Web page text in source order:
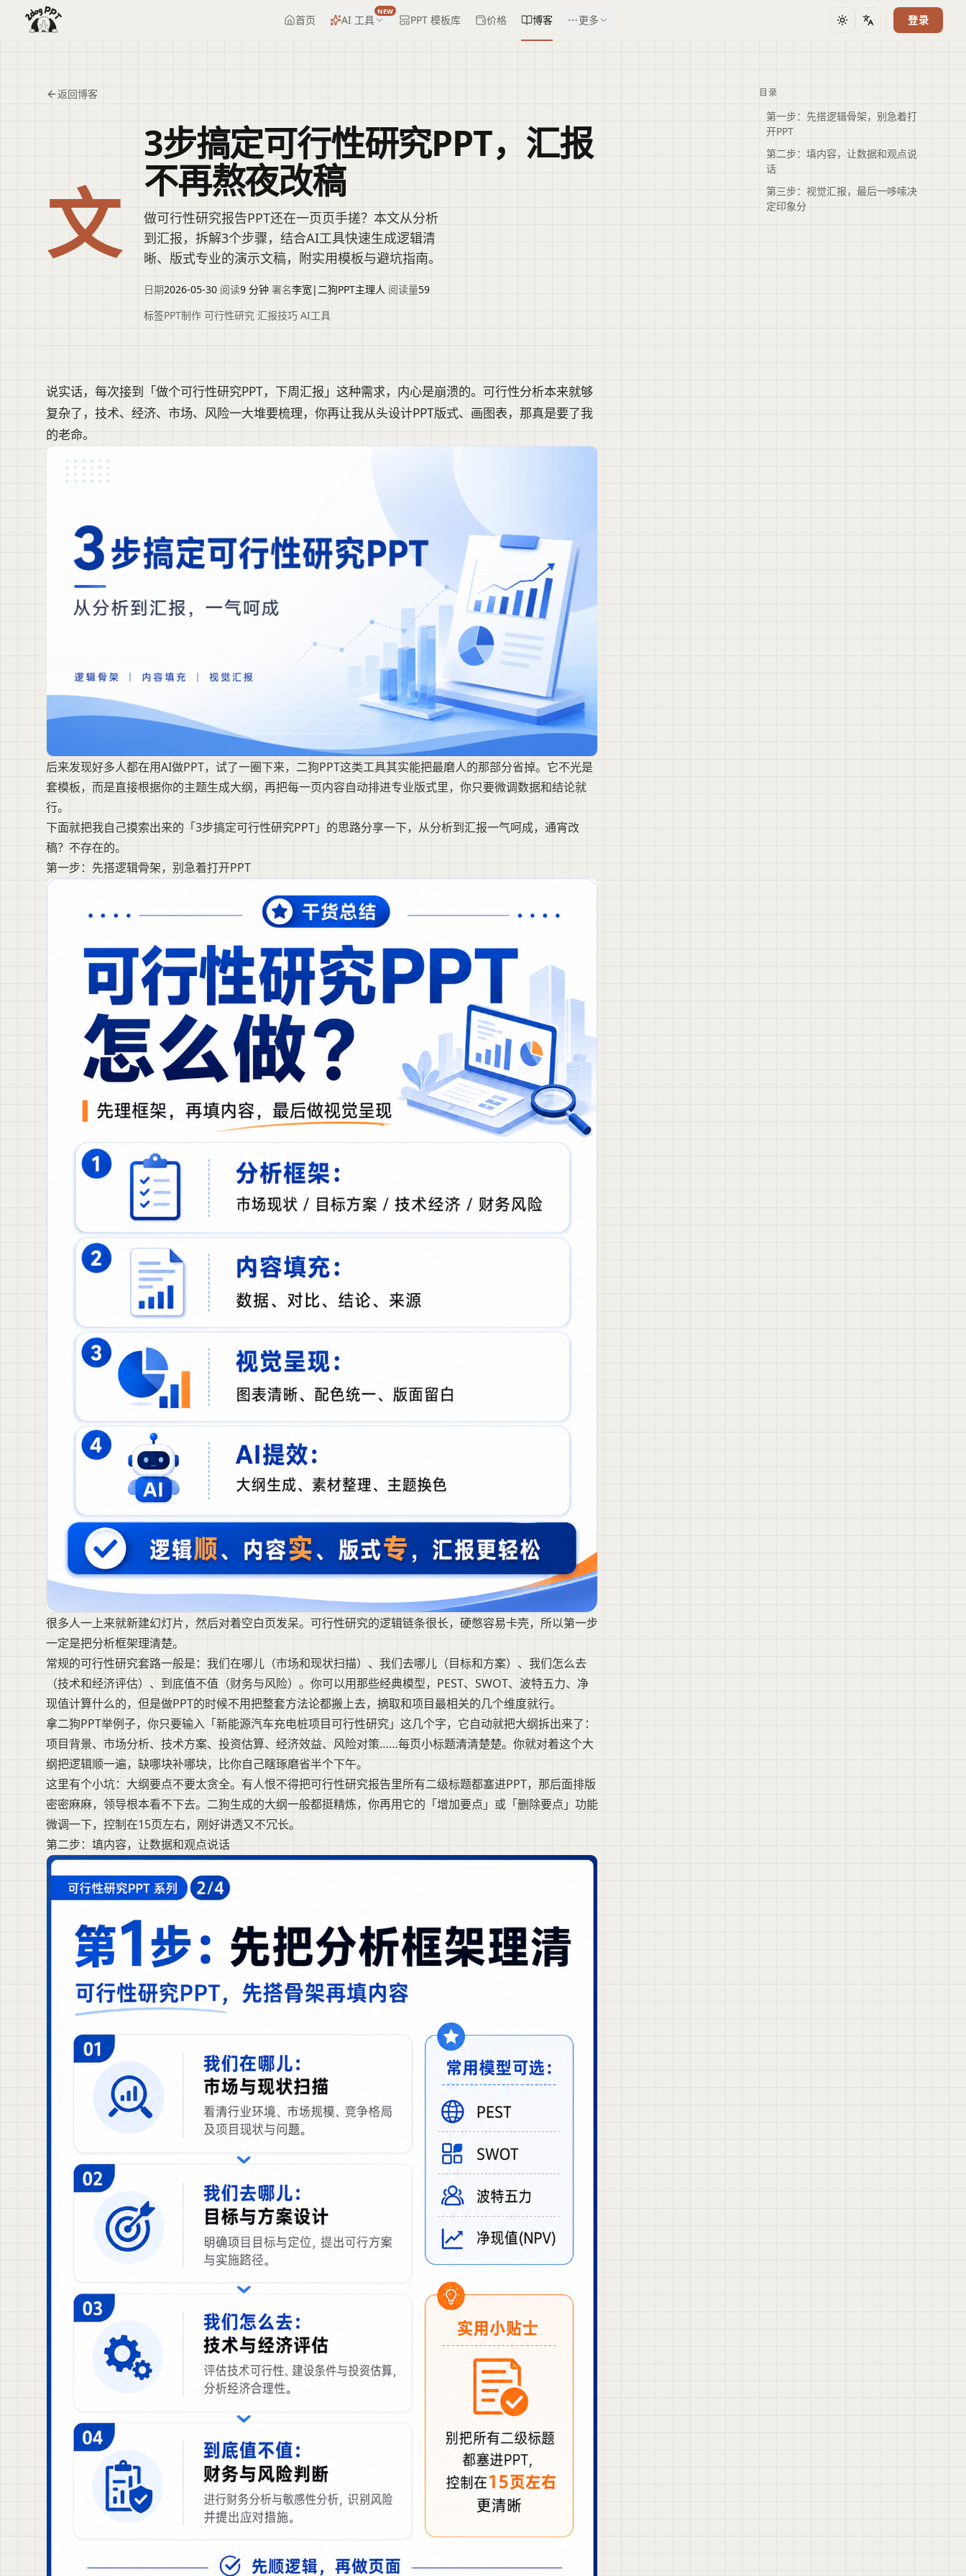
首页 AI 工具
NEW
PPT 模板库 价格 博客 更多 主题 语言 登录
返回博客
文
3步搞定可行性研究PPT，汇报
不再熬夜改稿
做可行性研究报告PPT还在一页页手搓？本文从分析
到汇报，拆解3个步骤，结合AI工具快速生成逻辑清
晰、版式专业的演示文稿，附实用模板与避坑指南。
日期2026-05-30 阅读9 分钟 署名李宽|二狗PPT主理人 阅读量59
标签PPT制作 可行性研究 汇报技巧 AI工具
说实话，每次接到「做个可行性研究PPT，下周汇报」这种需求，内心是崩溃的。可行性分析本来就够
复杂了，技术、经济、市场、风险一大堆要梳理，你再让我从头设计PPT版式、画图表，那真是要了我
的老命。
后来发现好多人都在用AI做PPT，试了一圈下来，二狗PPT这类工具其实能把最磨人的那部分省掉。它不光是
套模板，而是直接根据你的主题生成大纲，再把每一页内容自动排进专业版式里，你只要微调数据和结论就
行。
下面就把我自己摸索出来的「3步搞定可行性研究PPT」的思路分享一下，从分析到汇报一气呵成，通宵改
稿？不存在的。
第一步：先搭逻辑骨架，别急着打开PPT
很多人一上来就新建幻灯片，然后对着空白页发呆。可行性研究的逻辑链条很长，硬憋容易卡壳，所以第一步
一定是把分析框架理清楚。
常规的可行性研究套路一般是：我们在哪儿（市场和现状扫描）、我们去哪儿（目标和方案）、我们怎么去
（技术和经济评估）、到底值不值（财务与风险）。你可以用那些经典模型，PEST、SWOT、波特五力、净
现值计算什么的，但是做PPT的时候不用把整套方法论都搬上去，摘取和项目最相关的几个维度就行。
拿二狗PPT举例子，你只要输入「新能源汽车充电桩项目可行性研究」这几个字，它自动就把大纲拆出来了：
项目背景、市场分析、技术方案、投资估算、经济效益、风险对策……每页小标题清清楚楚。你就对着这个大
纲把逻辑顺一遍，缺哪块补哪块，比你自己瞎琢磨省半个下午。
这里有个小坑：大纲要点不要太贪全。有人恨不得把可行性研究报告里所有二级标题都塞进PPT，那后面排版
密密麻麻，领导根本看不下去。二狗生成的大纲一般都挺精炼，你再用它的「增加要点」或「删除要点」功能
微调一下，控制在15页左右，刚好讲透又不冗长。
第二步：填内容，让数据和观点说话
目录
第一步：先搭逻辑骨架，别急着打
开PPT
第二步：填内容，让数据和观点说
话
第三步：视觉汇报，最后一哆嗦决
定印象分